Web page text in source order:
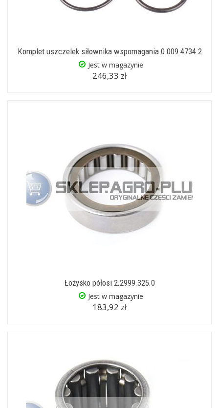
Komplet uszczelek siłownika wspomagania 0.009.4734.2
Jest w magazynie
246,33 zł
Łożysko półosi 2.2999.325.0
Jest w magazynie
183,92 zł